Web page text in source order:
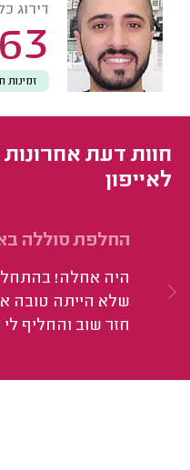
דירוג
זמינות
חוות דעת
לאייפון
החלפת סוללה באייפון
היה אחלה!
שלא הייתה טובה
חזר שוב והחליף